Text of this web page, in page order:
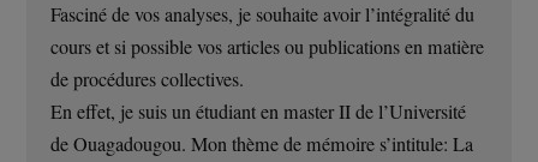
Fasciné de vos analyses, je souhaite avoir l’intégralité du
cours et si possible vos articles ou publications en matière
de procédures collectives.
En effet, je suis un étudiant en master II de l’Université
de Ouagadougou. Mon thème de mémoire s’intitule: La